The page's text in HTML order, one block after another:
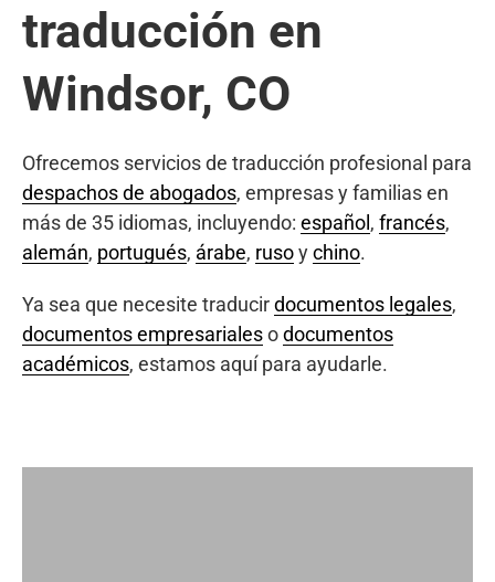
traducción en
Windsor, CO
Ofrecemos servicios de traducción profesional para
despachos de abogados, empresas y familias en
más de 35 idiomas, incluyendo: español , francés,
alemán, portugués, árabe, rusoychino.
Ya sea que necesite traducirdocumentos legales,
documentos empresarialesodocumentos
académicos, estamos aquí para ayudarle.